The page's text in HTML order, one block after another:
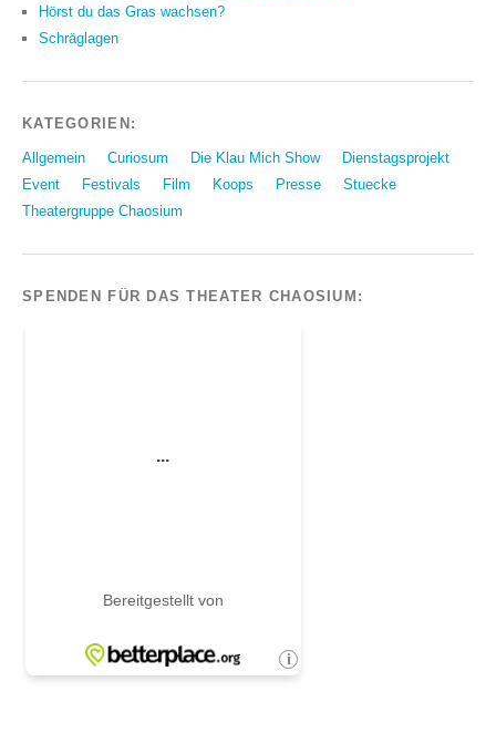
Hörst du das Gras wachsen?
Schräglagen
KATEGORIEN:
Allgemein Curiosum Die Klau Mich Show
Dienstagsprojekt
Event
Festivals Film Koops Presse
Stuecke
Theatergruppe Chaosium
SPENDEN FÜR DAS THEATER CHAOSIUM: